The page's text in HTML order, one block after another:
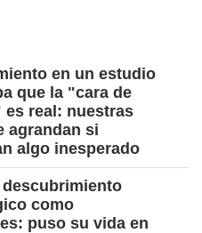
en un estudio
que la "cara de
es real: nuestras
agrandan si
algo inesperado
descubrimiento
como
puso su vida en